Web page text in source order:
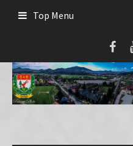
Top Menu